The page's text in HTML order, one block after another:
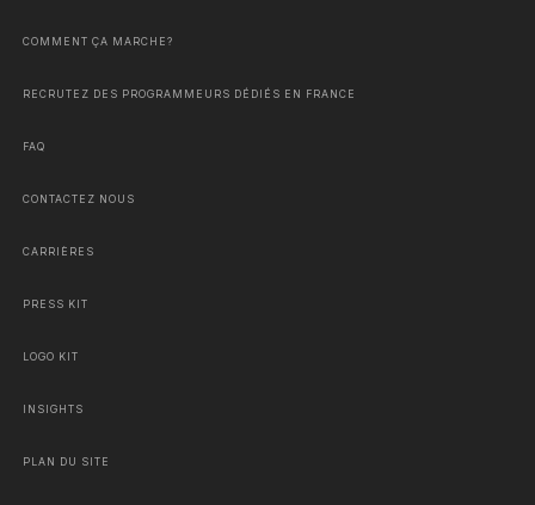
COMMENT ÇA MARCHE?
RECRUTEZ DES PROGRAMMEURS DÉDIÉS EN FRANCE
FAQ
CONTACTEZ NOUS
CARRIÈRES
PRESS KIT
LOGO KIT
INSIGHTS
PLAN DU SITE